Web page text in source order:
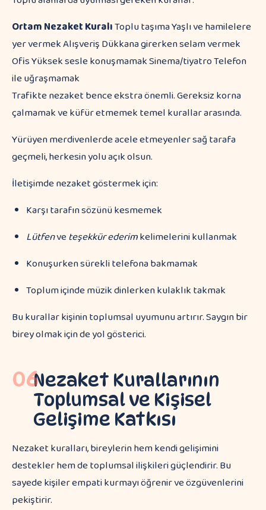
OrtamNezaket KuralıToplu taşıma Yaşlı ve hamilelere
yer vermek Alışveriş Dükkana girerken selam vermek
Ofis Yüksek sesle konuşmamak Sinema/tiyatro Telefon
ile uğraşmamak
Trafikte nezaket bence ekstra önemli. Gereksiz korna
çalmamak ve küfür etmemek temel kurallar arasında.
Yürüyen merdivenlerde acele etmeyenler sağ tarafa
geçmeli, herkesin yolu açık olsun.
İletişimde nezaket göstermek için:
Karşı tarafın sözünü kesmemek
Lütfenveteşekkür ederimkelimelerini kullanmak
Konuşurken sürekli telefona bakmamak
Toplum içinde müzik dinlerken kulaklık takmak
Bu kurallar kişinin toplumsal uyumunu artırır. Saygın bir
birey olmak için de yol gösterici.
06Nezaket Kurallarının
Toplumsal ve Kişisel
Gelişime Katkısı
Nezaket kuralları, bireylerin hem kendi gelişimini
destekler hem de toplumsal ilişkileri güçlendirir. Bu
sayede kişiler empati kurmayı öğrenir ve özgüvenlerini
pekiştirir.